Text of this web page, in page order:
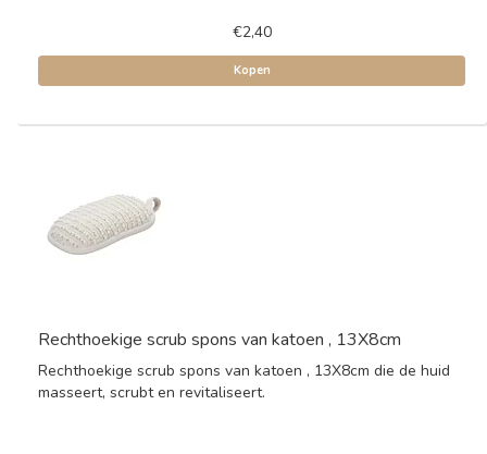
€2,40
Kopen
Rechthoekige scrub spons van katoen , 13X8cm
Rechthoekige scrub spons van katoen , 13X8cm die de huid
masseert, scrubt en revitaliseert.